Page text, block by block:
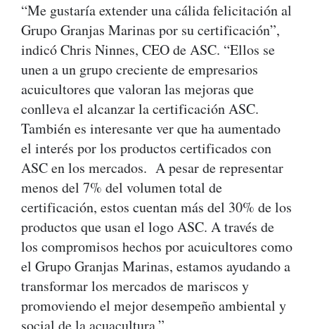
“Me gustaría extender una cálida felicitación al
Grupo Granjas Marinas por su certificación”,
indicó Chris Ninnes, CEO de ASC. “Ellos se
unen a un grupo creciente de empresarios
acuicultores que valoran las mejoras que
conlleva el alcanzar la certificación ASC.
También es interesante ver que ha aumentado
el interés por los productos certificados con
ASC en los mercados. A pesar de representar
menos del 7% del volumen total de
certificación, estos cuentan más del 30% de los
productos que usan el logo ASC. A través de
los compromisos hechos por acuicultores como
el Grupo Granjas Marinas, estamos ayudando a
transformar los mercados de mariscos y
promoviendo el mejor desempeño ambiental y